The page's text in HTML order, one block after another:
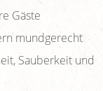
Gäste
mundgerecht
Sauberkeit und